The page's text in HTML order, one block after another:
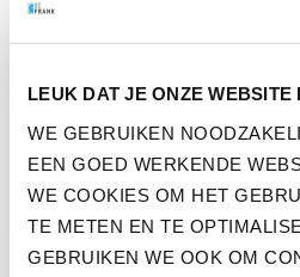
LEUK DAT JE ONZE WEBSITE
WE GEBRUIKEN
EEN GOED WERKENDE
WE COOKIES OM HET
TE METEN EN TE
GEBRUIKEN WE OOK OM
BEFRANK PLEIT
RADICALE
PERS